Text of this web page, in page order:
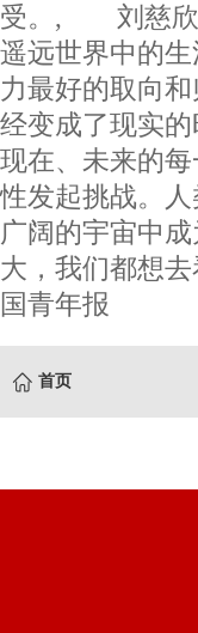
受。, 刘慈欣
遥远世界中的
力最好的取向
经变成了现实
现在、未来的
性发起挑战。
广阔的宇宙中
大，我们都想
国青年报
首页